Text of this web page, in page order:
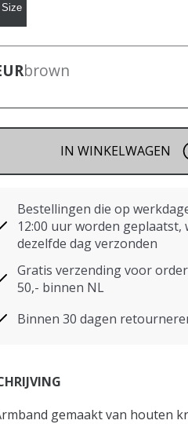
brown
IN WINKELWAGEN
Bestellingen die op
12:00 uur worden geplaatst,
dezelfde dag verzonden
Gratis verzending voor
50,- binnen NL
Binnen 30 dagen
gemaakt van houten